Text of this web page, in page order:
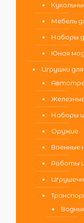
Мебель
Наборы
Юная
Игрушки
Наборы
Оружие
Военные
Роботы